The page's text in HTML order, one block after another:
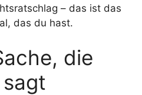
– das ist das
das du hast.
die